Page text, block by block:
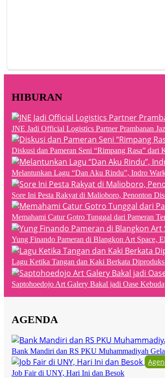
HIBURAN
JNE Jadi Official Logistics Partner Prambanan
Diskusi dan Pameran Seni “Rimpang Rasa” dari
Melantunkan Lagu “Dan Aku Rindu”, Indro
Sore Ini Pesta Rakyat di Malioboro, Penonton
Memahami Catur Gotro Tunggal dari Pameran
Yung Finando Pameran di Blangkon Art Space,
Lagu Ketika Tangan dan Kaki Berkata
Saptohoedojo Art Galery Bakal jadi Oase
AGENDA
Bank Mandiri dan RS PKU Muhammadiyah
Job Fair di UNY, Hari Ini dan Besok